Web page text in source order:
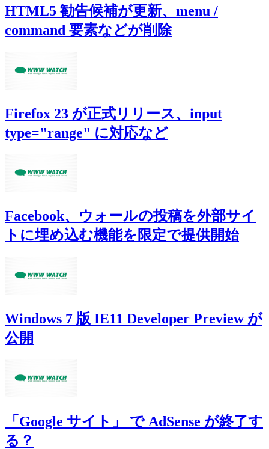
HTML5 勧告候補が更新、menu /
command 要素などが削除
Firefox 23 が正式リリース、input
type="range" に対応など
Facebook、ウォールの投稿を外部サイ
トに埋め込む機能を限定で提供開始
Windows 7 版 IE11 Developer Preview が
公開
「Google サイト」 で AdSense が終了す
る？